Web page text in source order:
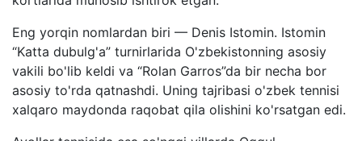
Eng yorqin nomlardan biri — Denis Istomin. Istomin
“Katta dubulg'a” turnirlarida O'zbekistonning asosiy
vakili bo'lib keldi va “Rolan Garros”da bir necha bor
asosiy to'rda qatnashdi. Uning tajribasi o'zbek tennisi
xalqaro maydonda raqobat qila olishini ko'rsatgan edi.